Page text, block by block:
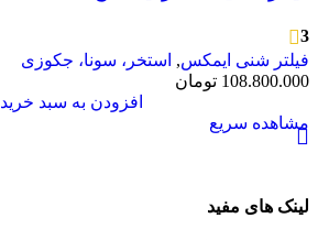
3
فیلتر شنی ایمکس, استخر، سونا، جکوزی
108.800.000 تومان
افزودن به سبد خرید
مشاهده سریع
لینک های مفید